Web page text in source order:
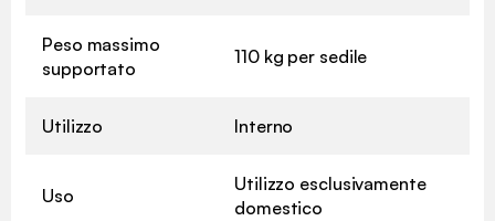
Peso massimo
supportato
110 kg per sedile
Utilizzo Interno
Uso
Utilizzo esclusivamente
domestico